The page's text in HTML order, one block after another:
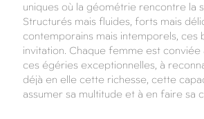
uniques où la géométrie rencontre la
Structurés mais fluides, forts mais
contemporains mais intemporels, ces
invitation. Chaque femme est conviée
ces égéries exceptionnelles, à
déjà en elle cette richesse, cette
assumer sa multitude et à en faire sa